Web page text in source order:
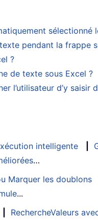
sélectionné
pendant la frappe
?
de texte sous Excel ?
l’utilisateur d’y saisir
intelligente
…
Marquer les doublons
...
RechercheValeurs